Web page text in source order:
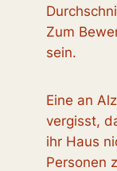
Zum
sein.
Eine an
vergisst,
ihr Haus
Personen